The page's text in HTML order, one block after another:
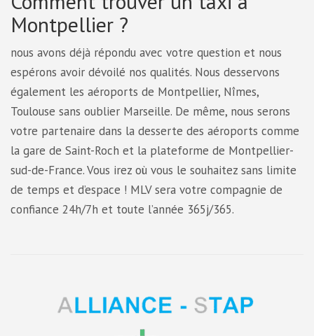
Montpellier ?
nous avons déjà répondu avec votre question et nous
espérons avoir dévoilé nos qualités. Nous desservons
également les aéroports de Montpellier, Nîmes,
Toulouse sans oublier Marseille. De même, nous serons
votre partenaire dans la desserte des aéroports comme
la gare de Saint-Roch et la plateforme de Montpellier-
sud-de-France. Vous irez où vous le souhaitez sans limite
de temps et d’espace ! MLV sera votre compagnie de
confiance 24h/7h et toute l’année 365j/365.